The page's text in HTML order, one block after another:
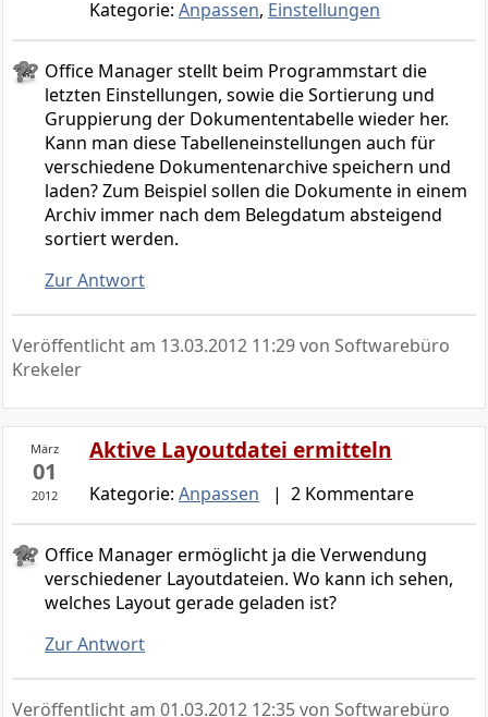
Kategorie: Anpassen, Einstellungen
Office Manager stellt beim Programmstart die
letzten Einstellungen, sowie die Sortierung und
Gruppierung der Dokumententabelle wieder her.
Kann man diese Tabelleneinstellungen auch für
verschiedene Dokumentenarchive speichern und
laden? Zum Beispiel sollen die Dokumente in einem
Archiv immer nach dem Belegdatum absteigend
sortiert werden.
Zur Antwort
Veröffentlicht am 13.03.2012 11:29von Softwarebüro
Krekeler
März
01
2012
Aktive Layoutdatei ermitteln
Kategorie: Anpassen | 2 Kommentare
Office Manager ermöglicht ja die Verwendung
verschiedener Layoutdateien. Wo kann ich sehen,
welches Layout gerade geladen ist?
Zur Antwort
Veröffentlicht am 01.03.2012 12:35von Softwarebüro